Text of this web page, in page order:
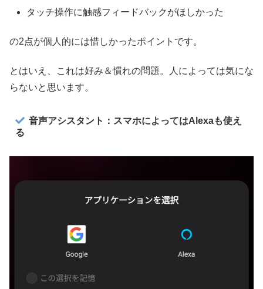
タッチ操作に触感フィードバックがほしかった
の2点が個人的には惜しかったポイントです。
とはいえ、これは好み＆慣れの問題。人によっては気にな
らないと思います。
音声アシスタント：スマホによってはAlexaも使え
る